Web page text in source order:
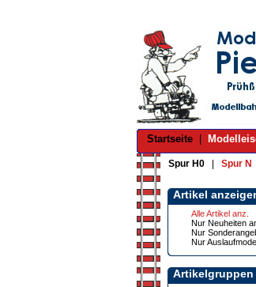
Startseite
Spur H0 Spur N
Artikel
Alle Artikel anz.
Nur Neuheiten
Nur
Nur
Artikelgruppen